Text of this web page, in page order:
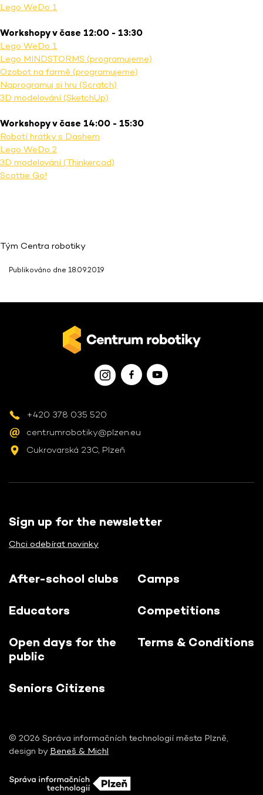
Lego WeDo 1
Workshopy v čase 12:00 - 13:30
Lego WeDo 1
Lego MINDSTORMS (programujeme)
Ozobot na farmě (programujeme)
Naprogramuj si hru (Scratch)
3D modelování (SketchUp)
Workshopy v čase 14:00 - 15:30
Robotí hrátky s Dashem
Lego WeDo 2
3D modelování (Thinkercad)
Scottie Go!
Tým Centra robotiky
Publikováno dne 18.09.2019
+420 378 035 520
centrumrobotiky@plzen.eu
Cukrovarská 23C, Plzeň
Sign up for the newsletter
Chci odebírat novinky
After-school clubs
Educators
Open days for the
public
Seniors Citizens
Camps
Competitions
Terms & Conditions
© 2026 Správa informačních technologií města Plzně,
design by Beneš & Michl